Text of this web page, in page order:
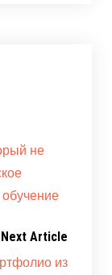
не
обучение
Next Article
из